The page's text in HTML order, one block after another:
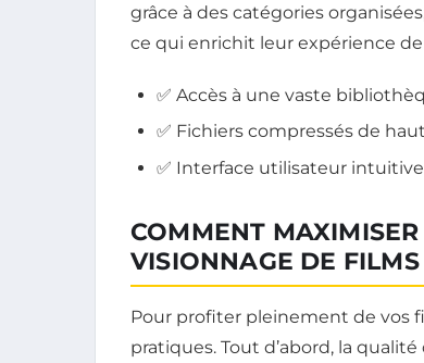
grâce à des catégories
ce qui enrichit leur expérience
✅ Accès à une vaste
✅ Fichiers compressés de
✅ Interface utilisateur
COMMENT
VISIONNAGE DE FILMS
Pour profiter pleinement de vos
pratiques. Tout d’abord, la